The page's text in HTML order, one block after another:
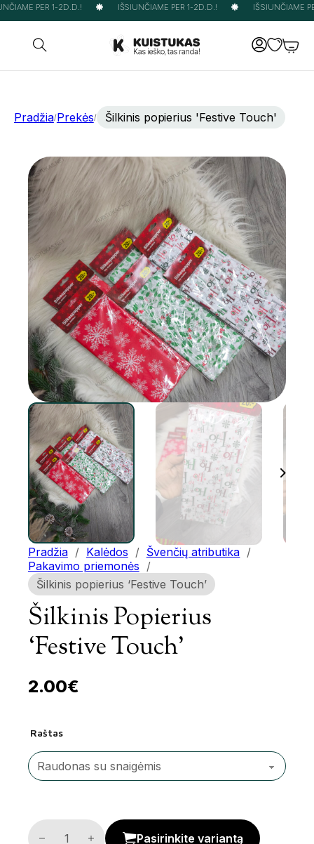
PER 1-2D.D.! IŠSIUNČIAME PER 1-2D.D.! IŠSIUNČIAME
Pradžia/Prekės/ Šilkinis popierius 'Festive Touch'
Pradžia / Kalėdos / Švenčių atributika /
Pakavimo priemonės /
Šilkinis popierius ‘Festive Touch’
Šilkinis Popierius
‘Festive Touch’
2.00€
Raštas
Šilkinis popierius 'Festive Touch' kiekis
Pasirinkite variantą